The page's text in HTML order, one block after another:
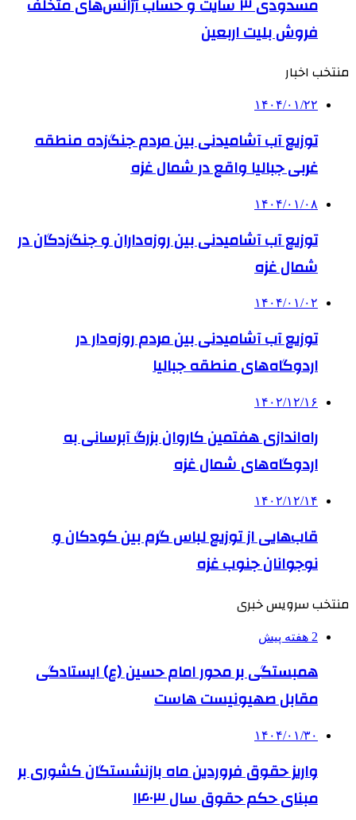
فروش بلیت اربعین
منتخب اخبار
۱۴۰۴/۰۱/۲۲
توزیع آب آشامیدنی بین مردم جنگ‌زده منطقه
غربی جبالیا واقع در شمال غزه
۱۴۰۴/۰۱/۰۸
توزیع آب آشامیدنی بین روزه‌داران و جنگ‌زدگان در
شمال غزه
۱۴۰۴/۰۱/۰۲
توزیع آب آشامیدنی بین مردم روزه‌دار در
اردوگاه‌های منطقه جبالیا
۱۴۰۲/۱۲/۱۶
راه‌اندازی هفتمین کاروان بزرگ آبرسانی به
اردوگاه‌های شمال غزه
۱۴۰۲/۱۲/۱۴
قاب‌هایی از توزیع لباس گرم بین کودکان و
نوجوانان جنوب غزه
منتخب سرویس خبری
2 هفته پیش
همبستگی بر محور امام حسین (ع) ایستادگی
مقابل صهیونیست هاست
۱۴۰۴/۰۱/۳۰
واریز حقوق فروردین ماه بازنشستگان کشوری بر
مبنای حکم حقوق سال ۱۴۰۳